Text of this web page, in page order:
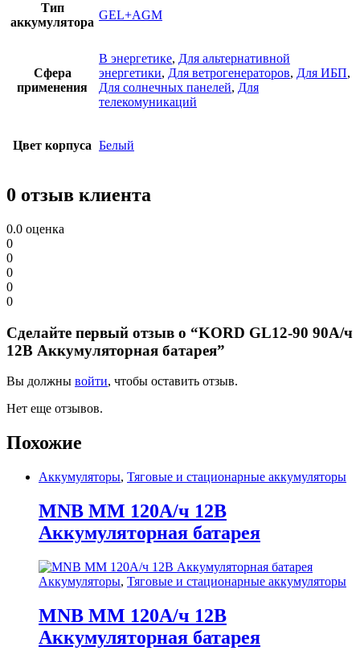
Тип
аккумулятора
GEL+AGM
Сфера
применения
В энергетике, Для альтернативной
энергетики, Для ветрогенераторов, Для ИБП,
Для солнечных панелей, Для
телекомуникаций
Цвет корпуса Белый
0 отзыв клиента
0.0 оценка
0
0
0
0
0
Сделайте первый отзыв о “KORD GL12-90 90А/ч
12В Аккумуляторная батарея”
Вы должны войти, чтобы оставить отзыв.
Нет еще отзывов.
Похожие
Аккумуляторы, Тяговые и стационарные аккумуляторы
MNB MM 120А/ч 12В
Аккумуляторная батарея
Аккумуляторы, Тяговые и стационарные аккумуляторы
MNB MM 120А/ч 12В
Аккумуляторная батарея